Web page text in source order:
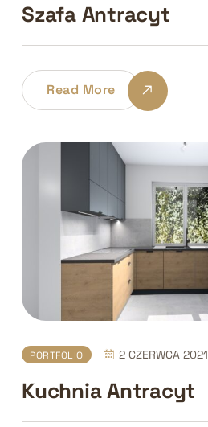
Szafa Antracyt
Read More
PORTFOLIO 2 CZERWCA 2021
Kuchnia Antracyt